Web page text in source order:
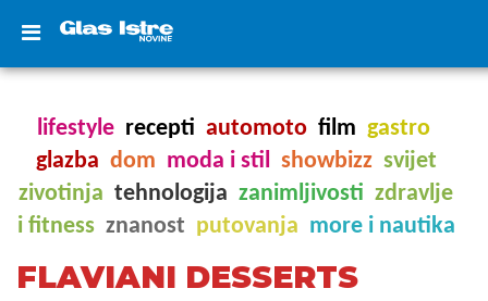
lifestyle recepti automoto film gastro
glazba dom moda i stil showbizz svijet
zivotinja tehnologija zanimljivosti zdravlje
i fitness znanost putovanja more i nautika
FLAVIANI DESSERTS